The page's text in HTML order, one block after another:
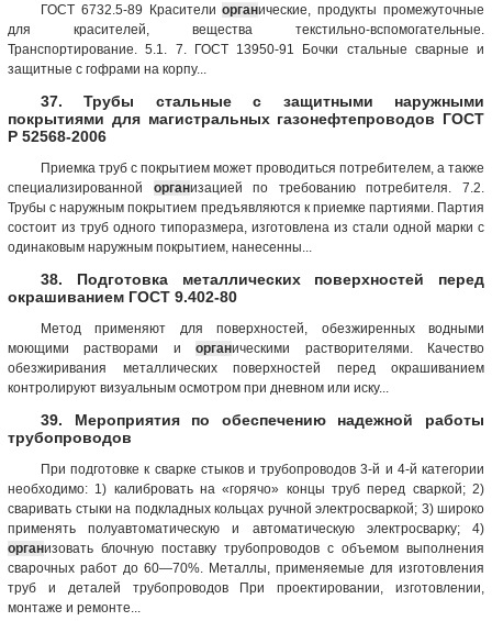
ГОСТ 6732.5-89 Красителиорганические, продукты про­межуточные
для красителей, вещества текстильно-вспомо­гательные.
Транспортирование. 5.1. 7. ГОСТ 13950-91 Бочки стальные сварные и
защитные с гофрами на корпу...
37. Трубы стальные с защитными наружными
покрытиями для магистральных газонефтепроводов ГОСТ
Р 52568-2006
Приемка труб с покрытием может проводиться потребителем, а также
специализированной организацией по требованию потребителя. 7.2.
Трубы с наружным покрытием предъявляются к приемке партиями. Партия
состоит из труб одного типоразмера, изготовлена из стали одной марки с
одинаковым наружным покрытием, нанесенны...
38. Подготовка металлических поверхностей перед
окрашиванием ГОСТ 9.402-80
Метод применяют для поверхностей, обезжиренных водными
моющими растворами иорганическими растворителями. Качество
обезжиривания металлических поверхностей перед окрашиванием
контролируют визуальным осмотром при дневном или иску...
39. Мероприятия по обеспечению надежной работы
трубопроводов
При подготовке к сварке стыков и трубопроводов 3-й и 4-й категории
необходимо: 1) калибровать на «горячо» концы труб перед сваркой; 2)
сваривать стыки на подкладных кольцах ручной электросваркой; 3) широко
применять полуавтоматическую и автоматическую электросварку; 4)
организовать блочную поставку трубопроводов с объемом выполнения
сварочных работ до 60—70%. Металлы, применяемые для изготовления
труб и деталей трубопроводов При проектировании, изготовлении,
монтаже и ремонте...